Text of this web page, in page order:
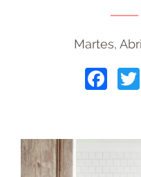
Martes,